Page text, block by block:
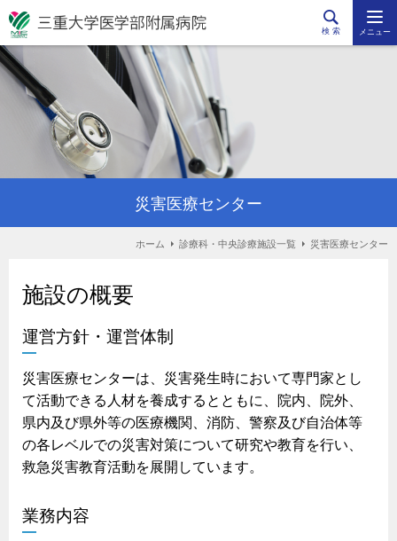
検 索 メニュー
災害医療センター
ホーム 診療科・中央診療施設一覧 災害医療センター
施設の概要
運営方針・運営体制
災害医療センターは、災害発生時において専門家とし
て活動できる人材を養成するとともに、院内、院外、
県内及び県外等の医療機関、消防、警察及び自治体等
の各レベルでの災害対策について研究や教育を行い、
救急災害教育活動を展開しています。
業務内容